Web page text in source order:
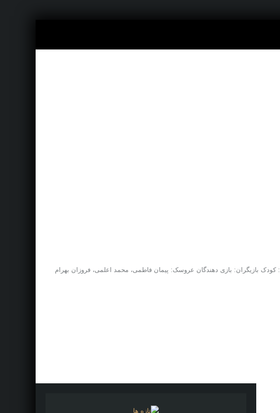
محصول : ایران کارگردان: مرضیه برومند ژانر : کودک بازیگران: بازی دهندگان عروسک: پیمان فاطمی، محمد اعلمی، فروزان بهرام